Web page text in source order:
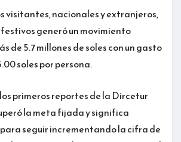
visitantes, nacionales y extranjeros,
generó un movimiento
de 5.7 millones de soles con un gasto
soles por persona.
primeros reportes de la Dircetur
la meta fijada y significa
seguir incrementando la cifra de